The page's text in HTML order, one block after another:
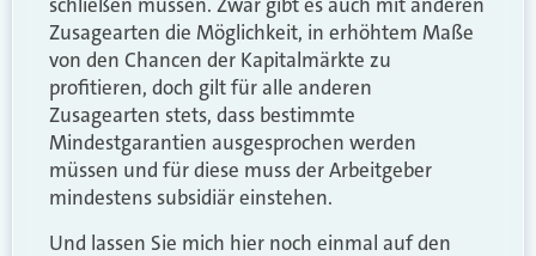
Zusagearten die Möglichkeit, in erhöhtem Maße
von den Chancen der Kapitalmärkte zu
profitieren, doch gilt für alle anderen
Zusagearten stets, dass bestimmte
Mindestgarantien ausgesprochen werden
müssen und für diese muss der Arbeitgeber
mindestens subsidiär einstehen.
Und lassen Sie mich hier noch einmal auf den